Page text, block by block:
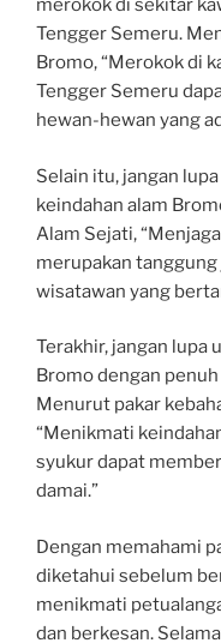
merokok di sekitar
Tengger Semeru.
Bromo, “Merokok di
Tengger Semeru
hewan-hewan yang
Selain itu, jangan
keindahan alam
Alam Sejati,
merupakan
wisatawan yang
Terakhir, jangan lupa
Bromo dengan
Menurut pakar
“Menikmati
syukur dapat
damai.”
Dengan memahami
diketahui sebelum
menikmati
dan berkesan.